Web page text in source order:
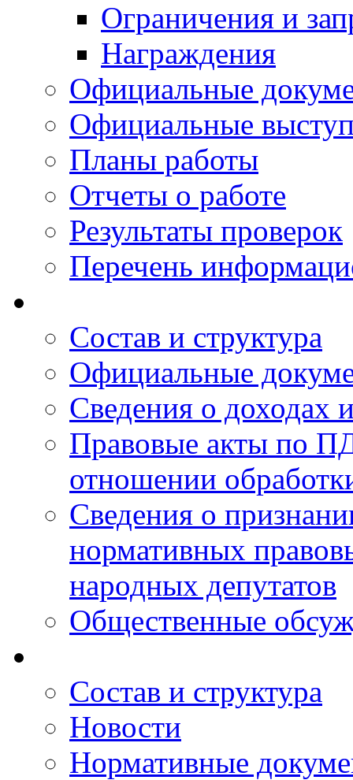
Ограничения и
Награждения
Официальные
Официальные
Планы работы
Отчеты о работе
Результаты проверок
Перечень
Состав и структура
Официальные
Сведения о доходах
Правовые акты по
отношении
Сведения о
нормативных
народных депутатов
Общественные
Состав и структура
Новости
Нормативные